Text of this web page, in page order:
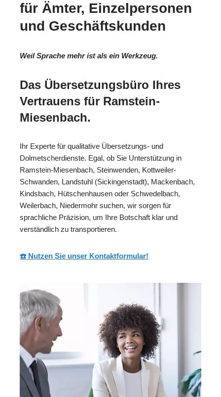
für Ämter, Einzelpersonen
und Geschäftskunden
Weil Sprache mehr ist als ein Werkzeug.
Das Übersetzungsbüro Ihres
Vertrauens für Ramstein-
Miesenbach.
Ihr Experte für qualitative Übersetzungs- und
Dolmetscherdienste. Egal, ob Sie Unterstützung in
Ramstein-Miesenbach, Steinwenden, Kottweiler-
Schwanden, Landstuhl (Sickingenstadt), Mackenbach,
Kindsbach, Hütschenhausen oder Schwedelbach,
Weilerbach, Niedermohr suchen, wir sorgen für
sprachliche Präzision, um Ihre Botschaft klar und
verständlich zu transportieren.
☎️ Nutzen Sie unser Kontaktformular!